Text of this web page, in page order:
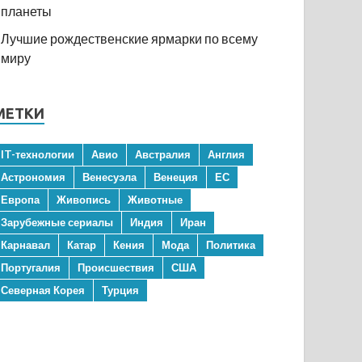
планеты
Лучшие рождественские ярмарки по всему
миру
IT-технологии Авио Австралия
Англия
Астрономия
Венесуэла Венеция
ЕС
Европа
Живопись
Животные
Зарубежные сериалы
Индия
Иран
Карнавал
Катар Кения Мода
Политика
Португалия
Происшествия
США
Северная Корея
Турция